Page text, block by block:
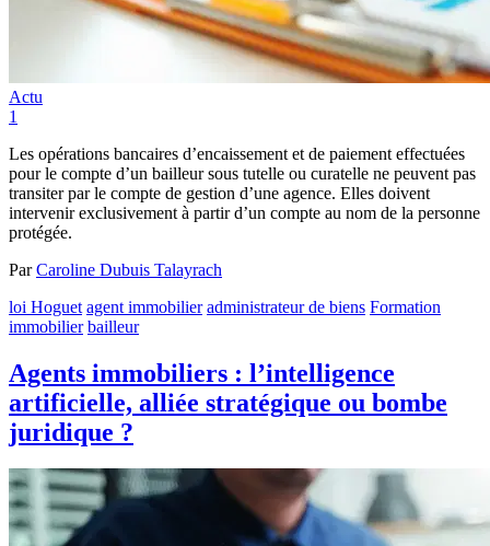
Actu
1
Les opérations bancaires d’encaissement et de paiement effectuées
pour le compte d’un bailleur sous tutelle ou curatelle ne peuvent pas
transiter par le compte de gestion d’une agence. Elles doivent
intervenir exclusivement à partir d’un compte au nom de la personne
protégée.
ParCaroline Dubuis Talayrach
loi Hoguet agent immobilier administrateur de biens Formation
immobilier bailleur
Agents immobiliers : l’intelligence
artificielle, alliée stratégique ou bombe
juridique ?